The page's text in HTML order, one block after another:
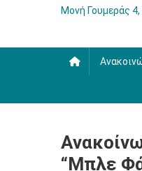
Μονή Γουμεράς
“Μπλε